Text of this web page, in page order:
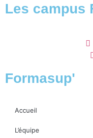
Formasup'
Accueil
L’équipe
Les campus